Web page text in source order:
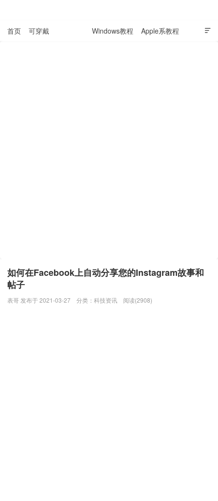

首页 可穿戴 Windows教程 Apple系教程
如何在Facebook上自动分享您的Instagram故事和
帖子
表哥 发布于 2021-03-27 分类： 科技资讯 阅读(2908)